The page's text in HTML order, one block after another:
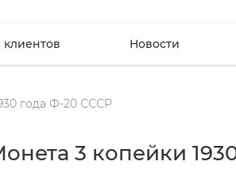
Новости
года Ф-20 СССР
3 копейки